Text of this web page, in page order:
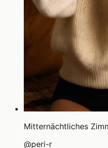
Mitternächtliches
@peri-r